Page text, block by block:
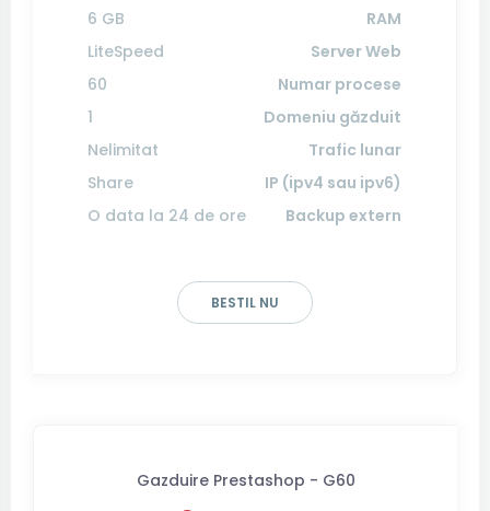
RAM
6 GB
Server Web
LiteSpeed
Numar procese
60
Domeniu găzduit
1
Trafic lunar
Nelimitat
IP (ipv4 sau ipv6)
Share
Backup extern
O data la 24 de ore
BESTIL NU
Gazduire Prestashop - G60